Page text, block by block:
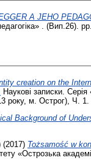
A JEHO
. (Вип.26).
creation on the
Наукові записки.
року, м. Острог), Ч.
Background of
(2017) Tożsamość w
«Острозька